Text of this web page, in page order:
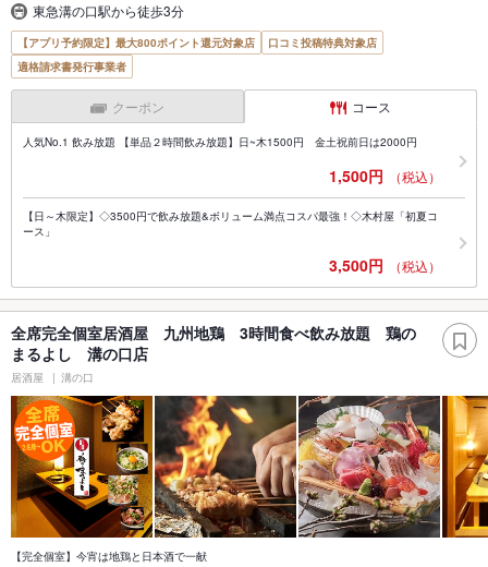
東急溝の口駅から徒歩3分
【アプリ予約限定】最大800ポイント還元対象店
口コミ投稿特典対象店
適格請求書発行事業者
クーポン コース
人気No.1 飲み放題 【単品２時間飲み放題】日~木1500円 金土祝前日は2000円
1,500円 （税込）
【日～木限定】◇3500円で飲み放題&ボリューム満点コスパ最強！◇木村屋「初夏コ
ース」
3,500円 （税込）
全席完全個室居酒屋 九州地鶏 3時間食べ飲み放題 鶏の
まるよし 溝の口店
居酒屋 溝の口
【完全個室】今宵は地鶏と日本酒で一献